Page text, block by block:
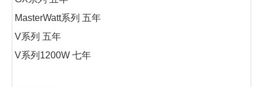
MasterWatt系列 五年
V系列 五年
V系列1200W 七年